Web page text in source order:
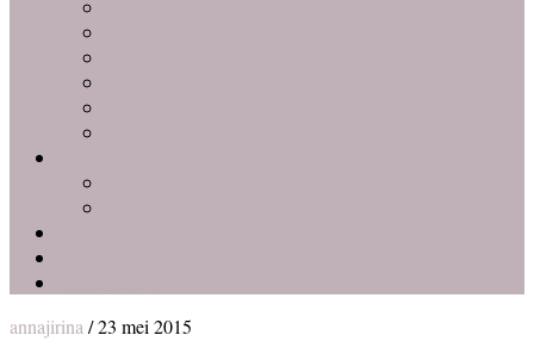
annajirina /23 mei 2015